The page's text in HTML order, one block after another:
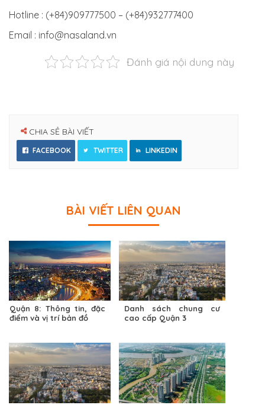
Hotline : (+84)909777500 – (+84)932777400
Email : info@nasaland.vn
Đánh giá nội dung này
CHIA SẺ BÀI VIẾT
FACEBOOK TWITTER LINKEDIN
BÀI VIẾT LIÊN QUAN
Quận 8: Thông tin, đặc
điểm và vị trí bản đồ
Danh sách chung cư
cao cấp Quận 3